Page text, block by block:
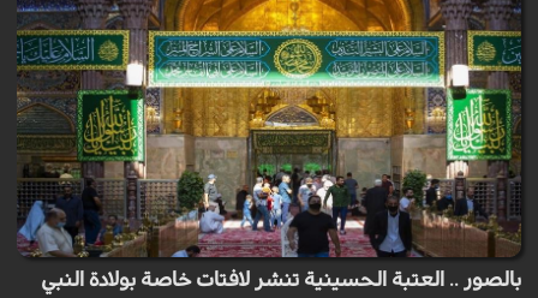
بالصور .. العتبة الحسينية تنشر لافتات خاصة بولادة النبي